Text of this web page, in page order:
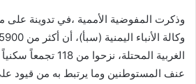
وذكرت المفوضية الأممية ،في تدوينة
عنف المستوطنين وما يرتبط به من قيود